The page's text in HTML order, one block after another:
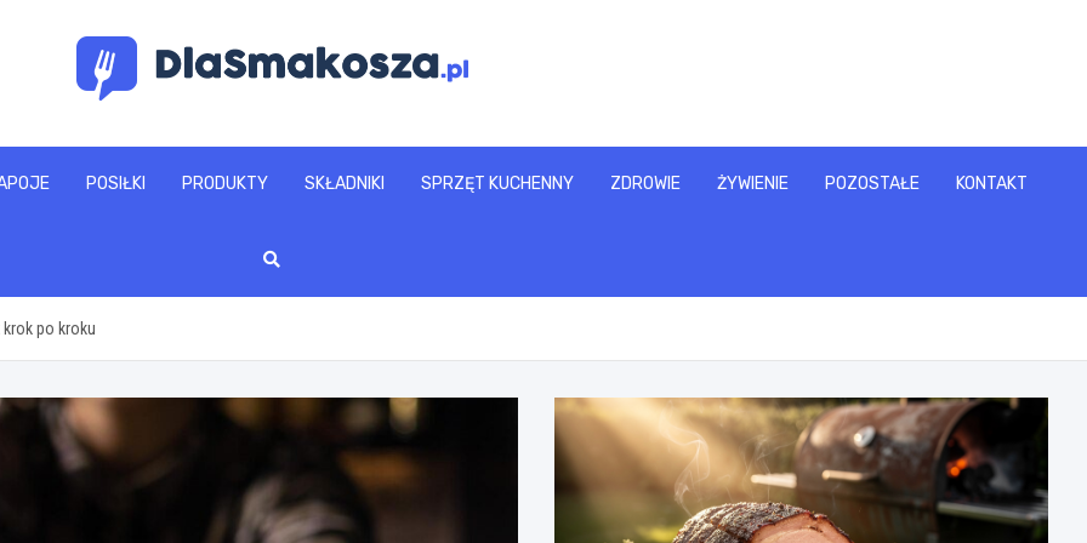
www.dlasmakosza.pl
POSIŁKI PRODUKTY SKŁADNIKI SPRZĘT KUCHENNY ZDROWIE ŻYWIENIE POZOSTAŁE KONTAKT
po kroku